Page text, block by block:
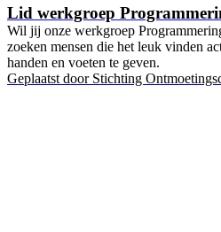
Lid werkgroep
Wil jij onze werkgroep
zoeken mensen die het leuk vinden
handen en voeten te geven.
Geplaatst door Stichting